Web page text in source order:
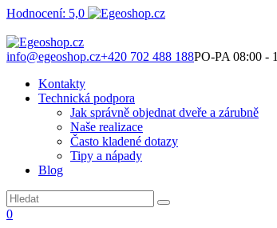
Hodnocení: 5,0
info@egeoshop.cz+420 702 488 188PO-PA 08:00 -
Kontakty
Technická podpora
Jak správně objednat dveře a zárubně
Naše realizace
Často kladené dotazy
Tipy a nápady
Blog
0